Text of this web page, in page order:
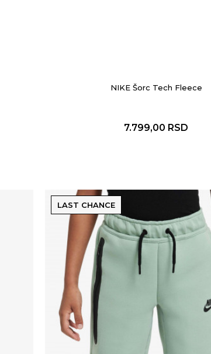
NIKE Šorc Tech Fleece
7.799,00 RSD
LAST CHANCE